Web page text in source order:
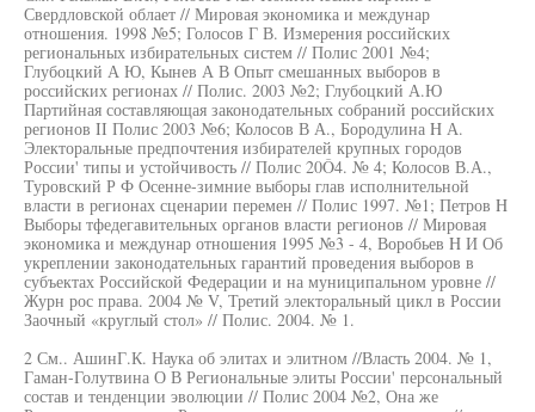
Свердловской облает // Мировая экономика и междунар
отношения. 1998 №5; Голосов Г В. Измерения российских
региональных избирательных систем // Полис 2001 №4;
Глубоцкий А Ю, Кынев А В Опыт смешанных выборов в
российских регионах // Полис. 2003 №2; Глубоцкий А.Ю
Партийная составляющая законодательных собраний российских
регионов II Полис 2003 №6; Колосов В А., Бородулина H А.
Электоральные предпочтения избирателей крупных городов
России' типы и устойчивость // Полис 20Ô4. № 4; Колосов В.А.,
Туровский Р Ф Осенне-зимние выборы глав исполнительной
власти в регионах сценарии перемен // Полис 1997. №1; Петров H
Выборы тфедегавительных органов власти регионов // Мировая
экономика и междунар отношения 1995 №3 - 4, Воробьев H И Об
укреплении законодательных гарантий проведения выборов в
субъектах Российской Федерации и на муниципальном уровне //
Журн рос права. 2004 № V, Третий электоральный цикл в России
Заочный «круглый стол» // Полис. 2004. № 1.
2 См.. АшинГ.К. Наука об элитах и элитном //Власть 2004. № 1,
Гаман-Голутвина О В Региональные элиты России' персональный
состав и тенденции эволюции // Полис 2004 №2, Она же